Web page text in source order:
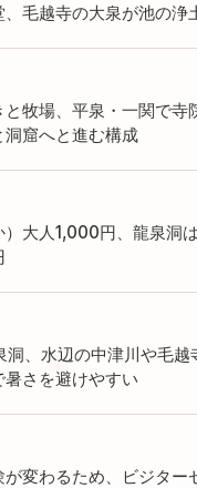
毛越寺の大泉が池の浄
牧場、平泉・一関で寺
窟へと進む構成
大人1,000円、龍泉洞
洞、水辺の中津川や毛越
さを避けやすい
変わるため、ビジター